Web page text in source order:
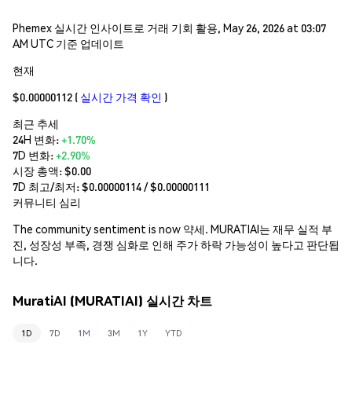
Phemex 실시간 인사이트로 거래 기회 활용, May 26, 2026 at 03:07
AM UTC 기준 업데이트
현재
$0.00000112 ( 실시간 가격 확인 )
최근 추세
24H 변화:+1.70%
7D 변화:+2.90%
시장 총액:$0.00
7D 최고/최저: $0.00000114/ $0.00000111
커뮤니티 심리
The community sentiment is now 약세. MURATIAI는 재무 실적 부
진, 성장성 부족, 경쟁 심화로 인해 주가 하락 가능성이 높다고 판단됩
니다.
MuratiAI (MURATIAI) 실시간 차트
1D 7D 1M 3M 1Y YTD